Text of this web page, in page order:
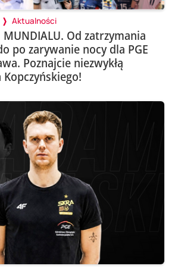
Aktualności
MUNDIALU. Od zatrzymania
po zarywanie nocy dla PGE
Poznajcie niezwykłą